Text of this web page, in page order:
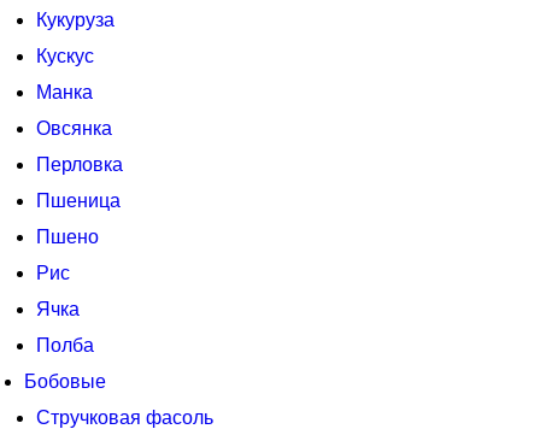
Кукуруза
Кускус
Манка
Овсянка
Перловка
Пшеница
Пшено
Рис
Ячка
Полба
Бобовые
Стручковая фасоль